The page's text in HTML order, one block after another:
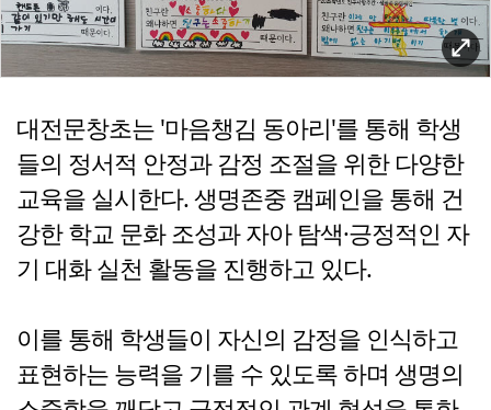
대전문창초는 '마음챙김 동아리'를 통해 학생
들의 정서적 안정과 감정 조절을 위한 다양한
교육을 실시한다. 생명존중 캠페인을 통해 건
강한 학교 문화 조성과 자아 탐색·긍정적인 자
기 대화 실천 활동을 진행하고 있다.
이를 통해 학생들이 자신의 감정을 인식하고
표현하는 능력을 기를 수 있도록 하며 생명의